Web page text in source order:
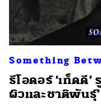
Something
ธีโอดอร์ ‘เท็ดดี’
ผิวและชาติพันธุ์’
ค้นหา
SHARE